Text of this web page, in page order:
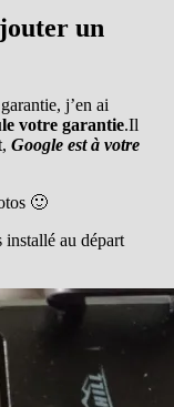
un
j’en ai
votre garantie.Il
Google est à votre
🙂
installé au départ